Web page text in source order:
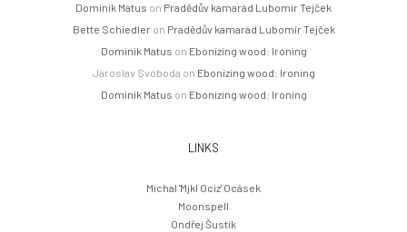
Dominik Matus on Pradědův kamarád Lubomír Tejček
Bette Schiedleron Pradědův kamarád Lubomír Tejček
Dominik Matus on Ebonizing wood: Ironing
Jaroslav Svoboda on Ebonizing wood: Ironing
Dominik Matus on Ebonizing wood: Ironing
LINKS
Michal 'Mjkl Ociz' Ocásek
Moonspell
Ondřej Šustík